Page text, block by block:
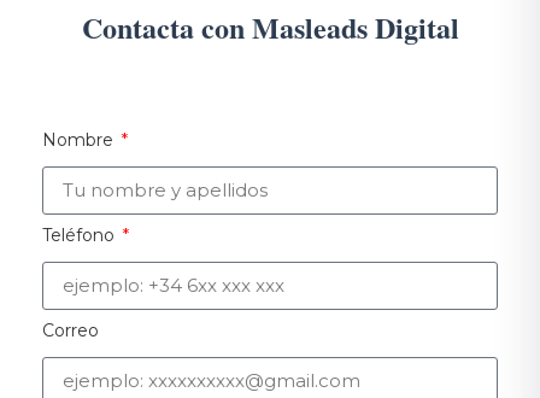
Contacta con Masleads Digital
Nombre
Teléfono
Correo